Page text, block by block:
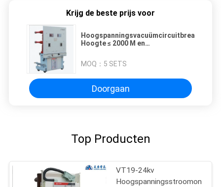
Krijg de beste prijs voor
Hoogspanningsvacuümcircuitbreaker
Hoogte ≤ 2000 M en
voor zware toepassingen
MOQ： 5 SETS
Doorgaan
Top Producten
VT19-24kv
Hoogspanningsstroomon